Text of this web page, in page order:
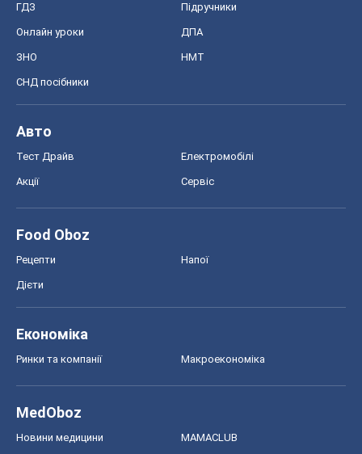
ГДЗ Підручники
Онлайн уроки ДПА
ЗНО НМТ
СНД посібники
Авто
Тест Драйв Електромобілі
Акції Сервіс
Food Oboz
Рецепти Напої
Дієти
Економіка
Ринки та компанії Макроекономіка
MedOboz
Новини медицини MAMACLUB